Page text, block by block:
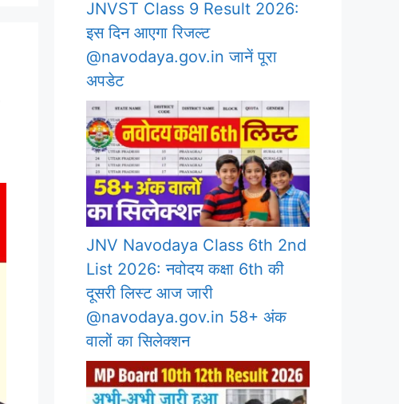
JNVST Class 9 Result 2026:
इस दिन आएगा रिजल्ट
@navodaya.gov.in जानें पूरा
अपडेट
JNV Navodaya Class 6th 2nd
List 2026: नवोदय कक्षा 6th की
दूसरी लिस्ट आज जारी
@navodaya.gov.in 58+ अंक
वालों का सिलेक्शन